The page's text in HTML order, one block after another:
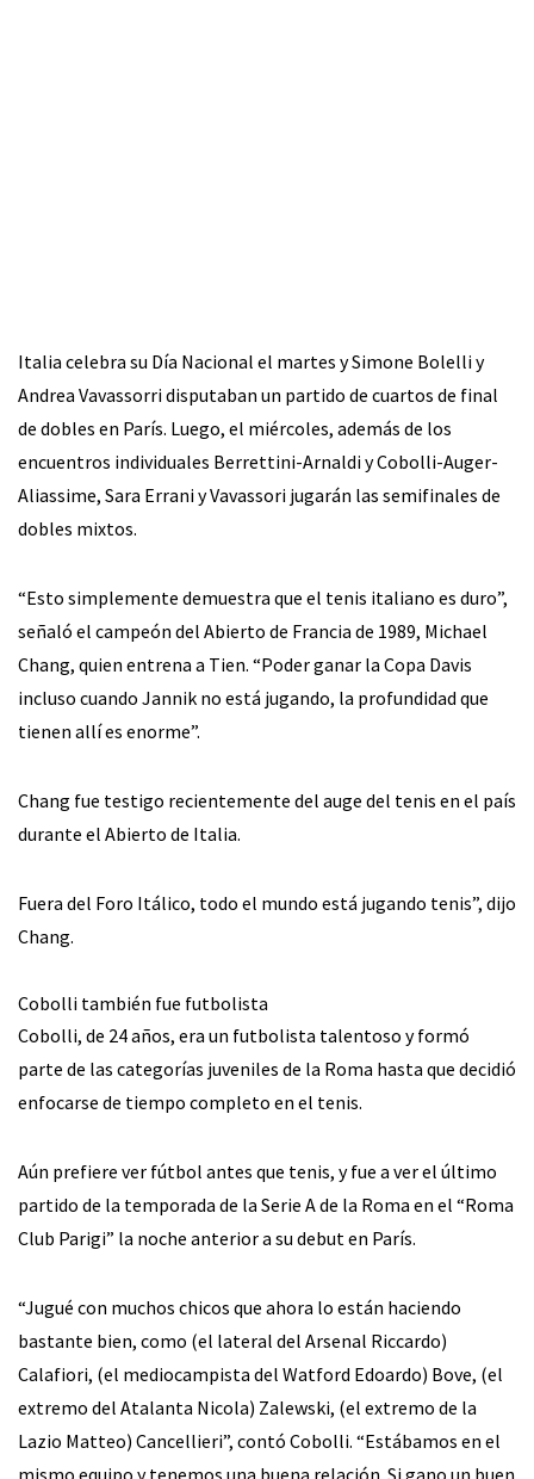
Italia celebra su Día Nacional el martes y Simone Bolelli y
Andrea Vavassorri disputaban un partido de cuartos de final
de dobles en París. Luego, el miércoles, además de los
encuentros individuales Berrettini-Arnaldi y Cobolli-Auger-
Aliassime, Sara Errani y Vavassori jugarán las semifinales de
dobles mixtos.
“Esto simplemente demuestra que el tenis italiano es duro”,
señaló el campeón del Abierto de Francia de 1989, Michael
Chang, quien entrena a Tien. “Poder ganar la Copa Davis
incluso cuando Jannik no está jugando, la profundidad que
tienen allí es enorme”.
Chang fue testigo recientemente del auge del tenis en el país
durante el Abierto de Italia.
Fuera del Foro Itálico, todo el mundo está jugando tenis”, dijo
Chang.
Cobolli también fue futbolista
Cobolli, de 24 años, era un futbolista talentoso y formó
parte de las categorías juveniles de la Roma hasta que decidió
enfocarse de tiempo completo en el tenis.
Aún prefiere ver fútbol antes que tenis, y fue a ver el último
partido de la temporada de la Serie A de la Roma en el “Roma
Club Parigi” la noche anterior a su debut en París.
“Jugué con muchos chicos que ahora lo están haciendo
bastante bien, como (el lateral del Arsenal Riccardo)
Calafiori, (el mediocampista del Watford Edoardo) Bove, (el
extremo del Atalanta Nicola) Zalewski, (el extremo de la
Lazio Matteo) Cancellieri”, contó Cobolli. “Estábamos en el